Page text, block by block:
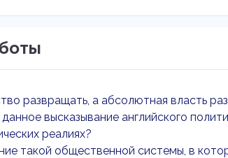
развращать, а абсолютная власть
высказывание английского
реалиях?
такой общественной системы, в